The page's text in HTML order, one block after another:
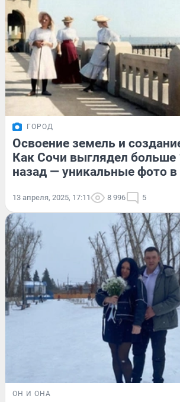
ГОРОД
Освоение земель и
Как Сочи выглядел больше
назад — уникальные фото в
13 апреля, 2025, 17:11 8 996 5
ОН И ОНА